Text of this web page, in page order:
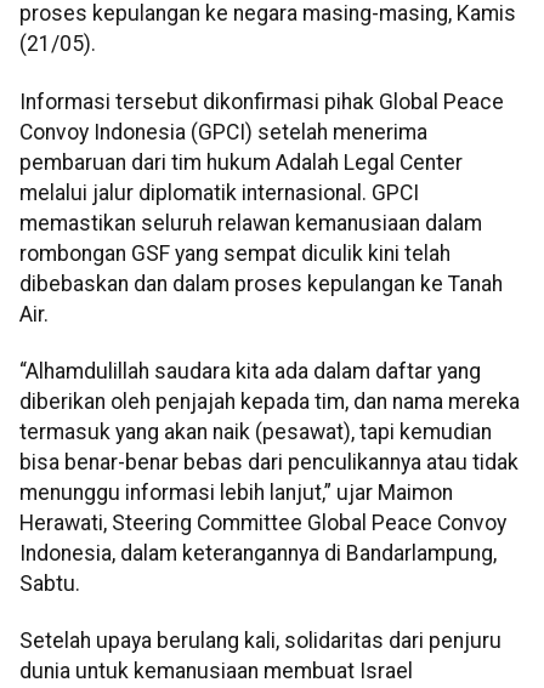
proses kepulangan ke negara masing-masing, Kamis
(21/05).
Informasi tersebut dikonfirmasi pihak Global Peace
Convoy Indonesia (GPCI) setelah menerima
pembaruan dari tim hukum Adalah Legal Center
melalui jalur diplomatik internasional. GPCI
memastikan seluruh relawan kemanusiaan dalam
rombongan GSF yang sempat diculik kini telah
dibebaskan dan dalam proses kepulangan ke Tanah
Air.
“Alhamdulillah saudara kita ada dalam daftar yang
diberikan oleh penjajah kepada tim, dan nama mereka
termasuk yang akan naik (pesawat), tapi kemudian
bisa benar-benar bebas dari penculikannya atau tidak
menunggu informasi lebih lanjut,” ujar Maimon
Herawati, Steering Committee Global Peace Convoy
Indonesia, dalam keterangannya di Bandarlampung,
Sabtu.
Setelah upaya berulang kali, solidaritas dari penjuru
dunia untuk kemanusiaan membuat Israel